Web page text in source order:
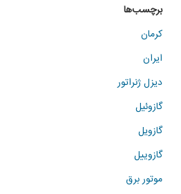
برچسب‌ها
کرمان
ایران
دیزل ژنراتور
گازوئیل
گازویل
گازوییل
موتور برق